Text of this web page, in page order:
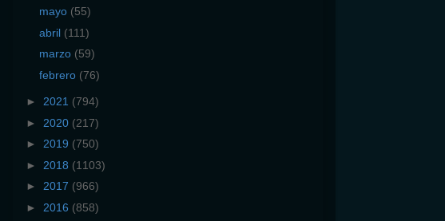
mayo (55)
abril (111)
marzo (59)
febrero (76)
► 2021 (794)
► 2020 (217)
► 2019 (750)
► 2018 (1103)
► 2017 (966)
► 2016 (858)